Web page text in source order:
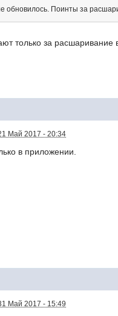
обновилось. Поинты за
только за
Май 2017 - 20:34
в приложении.
Май 2017 - 15:49